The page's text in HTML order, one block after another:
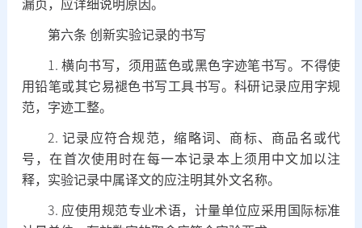
漏页，应详细说明原因。
第六条 创新实验记录的书写
1.横向书写，须用蓝色或黑色字迹笔书写。不得使
用铅笔或其它易褪色书写工具书写。科研记录应用字规
范，字迹工整。
2.记录应符合规范，缩略词、商标、商品名或代
号，在首次使用时在每一本记录本上须用中文加以注
释，实验记录中属译文的应注明其外文名称。
3. 应使用规范专业术语，计量单位应采用国际标准